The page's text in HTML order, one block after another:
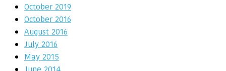
October 2019
October 2016
August 2016
July 2016
May 2015